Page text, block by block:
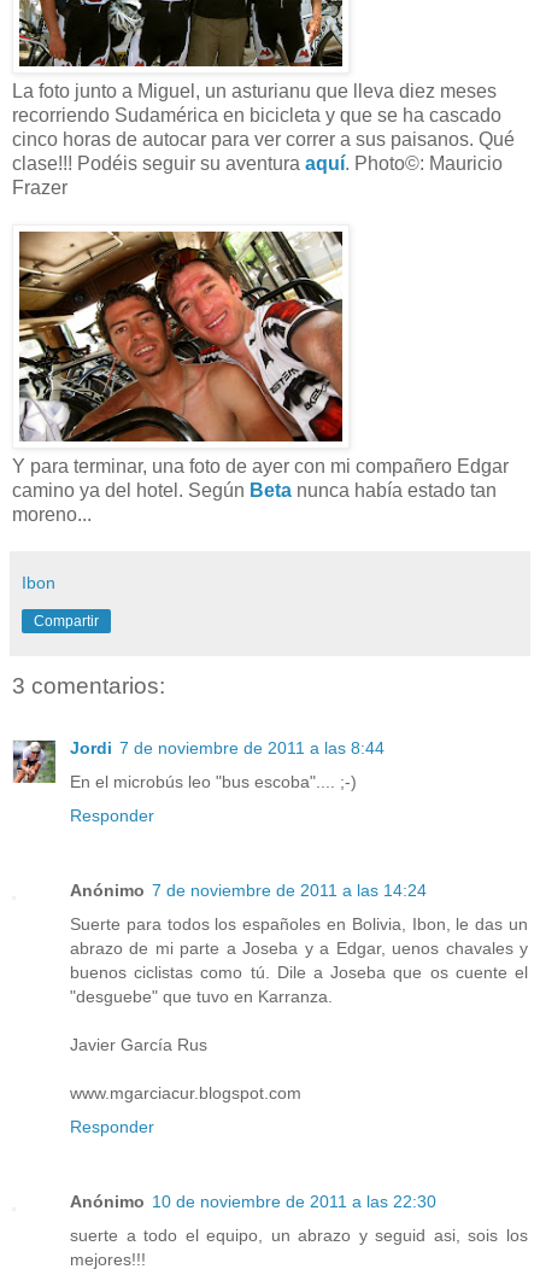
La foto junto a Miguel, un asturianu que lleva diez meses
recorriendo Sudamérica en bicicleta y que se ha cascado
cinco horas de autocar para ver correr a sus paisanos. Qué
clase!!! Podéis seguir su aventura aquí. Photo©: Mauricio
Frazer
Y para terminar, una foto de ayer con mi compañero Edgar
camino ya del hotel. Según Beta nunca había estado tan
moreno...
Ibon
Compartir
3 comentarios:
Jordi 7 de noviembre de 2011 a las 8:44
En el microbús leo "bus escoba".... ;-)
Responder
Anónimo 7 de noviembre de 2011 a las 14:24
Suerte para todos los españoles en Bolivia, Ibon, le das un
abrazo de mi parte a Joseba y a Edgar, uenos chavales y
buenos ciclistas como tú. Dile a Joseba que os cuente el
"desguebe" que tuvo en Karranza.
Javier García Rus
www.mgarciacur.blogspot.com
Responder
Anónimo 10 de noviembre de 2011 a las 22:30
suerte a todo el equipo, un abrazo y seguid asi, sois los
mejores!!!